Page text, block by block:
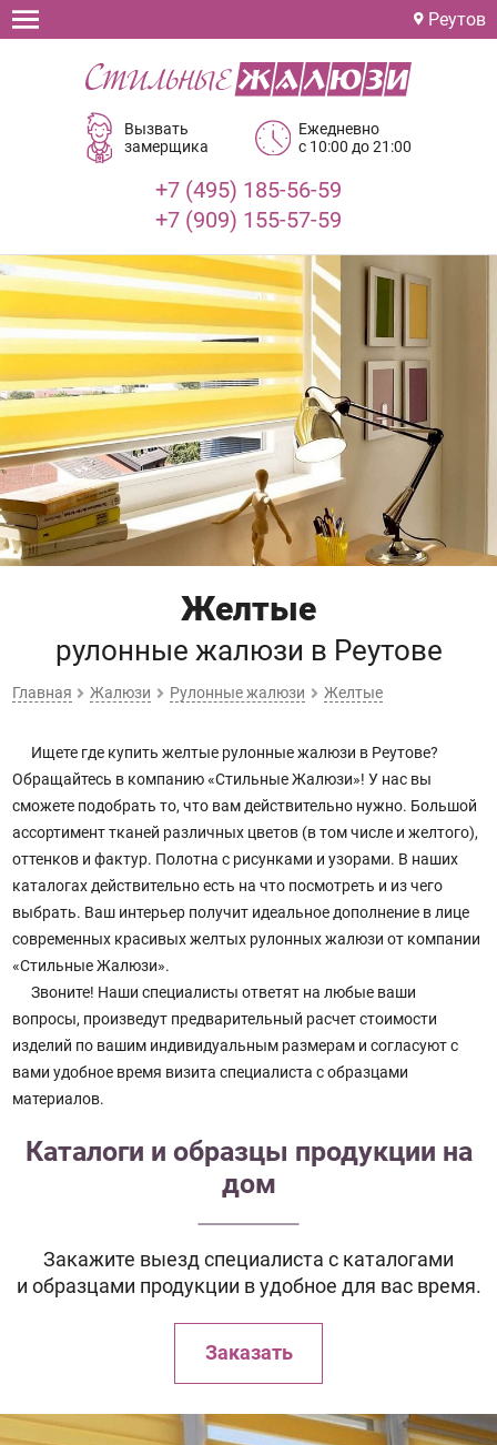
Реутов
Вызвать
замерщика
Ежедневно
с 10:00 до 21:00
+7 (495) 185-56-59
+7 (909) 155-57-59
Желтые
рулонные жалюзи в Реутове
Главная Жалюзи Рулонные жалюзи Желтые
Ищете где купить желтые рулонные жалюзи в Реутове?
Обращайтесь в компанию «Стильные Жалюзи»! У нас вы
сможете подобрать то, что вам действительно нужно. Большой
ассортимент тканей различных цветов (в том числе и желтого),
оттенков и фактур. Полотна с рисунками и узорами. В наших
каталогах действительно есть на что посмотреть и из чего
выбрать. Ваш интерьер получит идеальное дополнение в лице
современных красивых желтых рулонных жалюзи от компании
«Стильные Жалюзи».
Звоните! Наши специалисты ответят на любые ваши
вопросы, произведут предварительный расчет стоимости
изделий по вашим индивидуальным размерам и согласуют с
вами удобное время визита специалиста с образцами
материалов.
Каталоги и образцы продукции на
дом
Закажите выезд специалиста с каталогами
и образцами продукции в удобное для вас время.
Заказать